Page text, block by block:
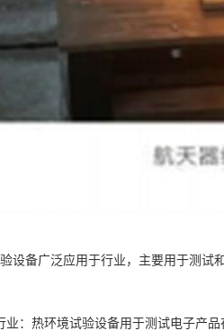
设备广泛应用于行业，主要用于测试
业：热环境试验设备用于测试电子产